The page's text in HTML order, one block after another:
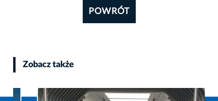
POWRÓT
Zobacz także